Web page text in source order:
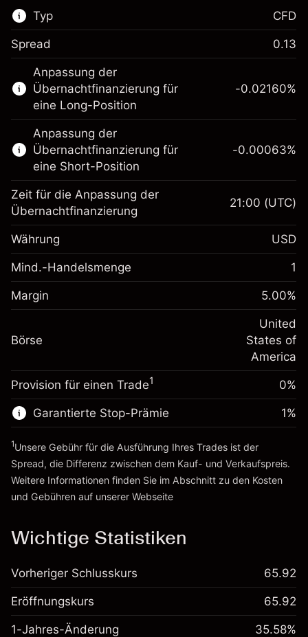
Typ
Dieser Finanzmarkt steht für das CFD-
Trading zur Verfügung.
Erfahren Sie mehr über:
CFDs
CFD
Spread 0.13
Anpassung der
Übernachtfinanzierung für
eine Long-Position
Margin. Ihre Investition
$1,000.00
Anpassung der
Übernachtfinanzierung
fremdfinanzierten
(-$4.32)
~$20,000.00
Zur Plattform
-0.02160%
Anpassung der
Übernachtfinanzierung für
eine Short-Position
Margin. Ihre Investition
$1,000.00
Anpassung der
-0.000626
%
(-$0.13)
Positionsgröße mit Hebelwirkung
~$20,000.00
Geld aus Hebelwirkung ~ $
Zur Plattform
-0.00063%
Zeit für die Anpassung der
Übernachtfinanzierung
21:00 (UTC)
Währung USD
Mind.-Handelsmenge 1
Margin 5.00%
Börse
United
States of
America
Provision für einen Trade1 0%
Garantierte Stop-Prämie 1%
1Unsere Gebühr für die Ausführung Ihres Trades ist der
Spread, die Differenz zwischen dem Kauf- und Verkaufspreis.
Weitere Informationen finden Sie im Abschnitt zu den Kosten
und Gebühren auf unserer Webseite
Wichtige Statistiken
Vorheriger Schlusskurs 65.92
Eröffnungskurs 65.92
1-Jahres-Änderung 35.58%